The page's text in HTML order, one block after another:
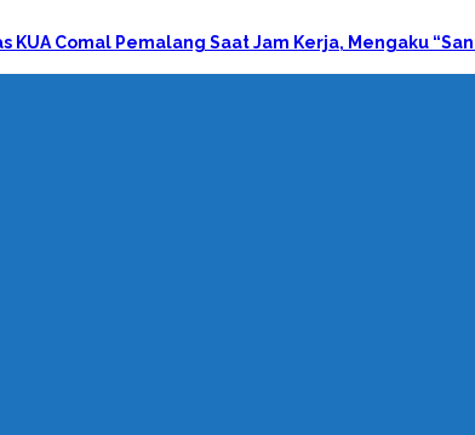
KUA Comal Pemalang Saat Jam Kerja, Mengaku